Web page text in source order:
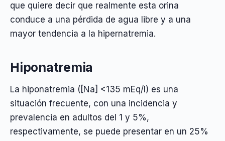
que quiere decir que realmente esta orina
conduce a una pérdida de agua libre y a una
mayor tendencia a la hipernatremia.
Hiponatremia
La hiponatremia ([Na] <135 mEq/l) es una
situación frecuente, con una incidencia y
prevalencia en adultos del 1 y 5%,
respectivamente, se puede presentar en un 25%